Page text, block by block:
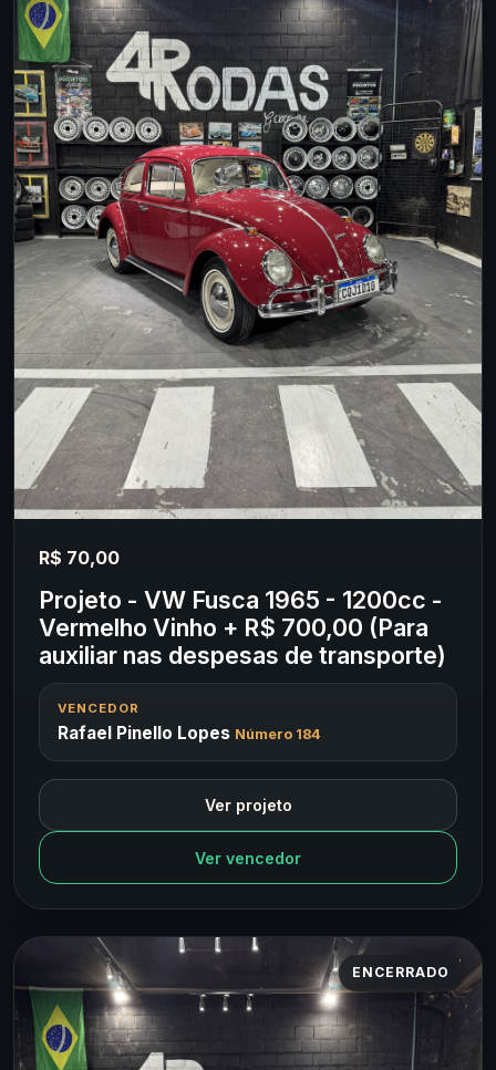
R$ 70,00
Projeto - VW Fusca 1965 - 1200cc -
Vermelho Vinho + R$ 700,00 (Para
auxiliar nas despesas de transporte)
VENCEDOR
Rafael Pinello Lopes Número 184
Ver projeto
Ver vencedor
ENCERRADO